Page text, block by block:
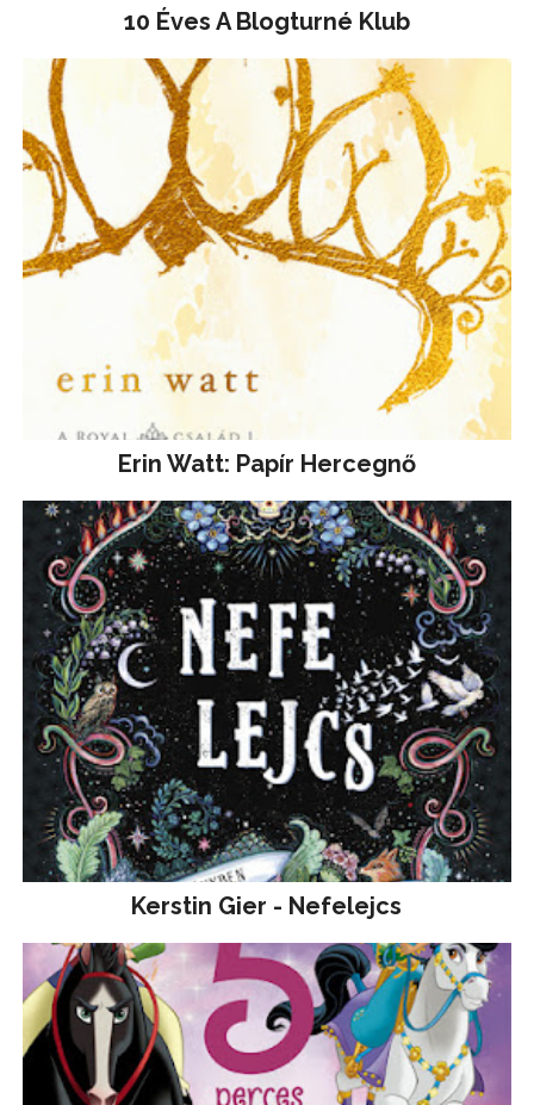
10 Éves A Blogturné Klub
Erin Watt: Papír Hercegnő
Kerstin Gier - Nefelejcs